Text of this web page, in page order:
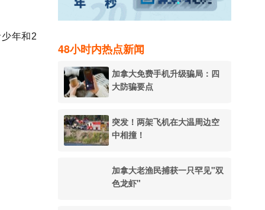
年和2
48小时内热点新闻
加拿大免费手机升级骗局：四
大防骗要点
突发！两架飞机在大温周边空
中相撞！
加拿大老渔民捕获一只罕见"双
色龙虾"